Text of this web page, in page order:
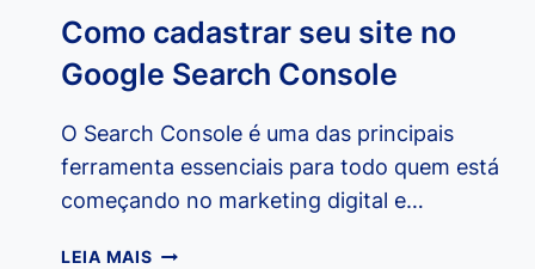
ENTENDA
AQUI!
Como cadastrar seu site no
Google Search Console
O Search Console é uma das principais
ferramenta essenciais para todo quem está
começando no marketing digital e…
LEIA MAISCOMO